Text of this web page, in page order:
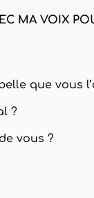
MA VOIX
que vous
?
vous ?